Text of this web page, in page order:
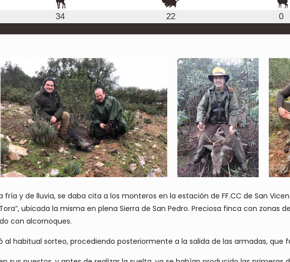
34 22 0
fría y de lluvia, se daba cita a los monteros en la estación de FF.CC de San
ubicada la misma en plena Sierra de San Pedro. Preciosa finca con zonas
con alcornoques.
al habitual sorteo, procediendo posteriormente a la salida de las armadas,